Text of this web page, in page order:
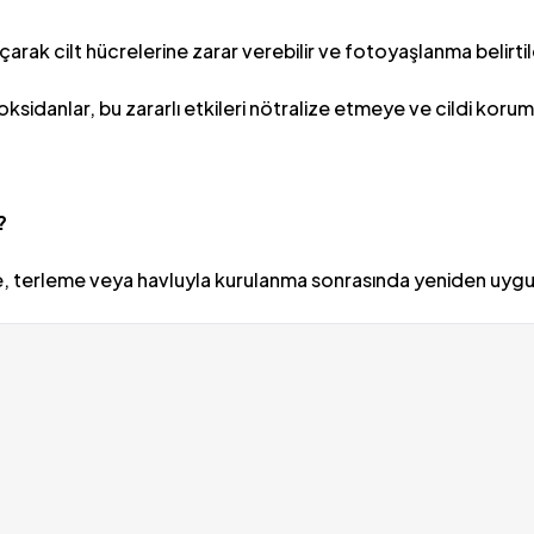
cilt hücrelerine zarar verebilir ve fotoyaşlanma
bu zararlı etkileri nötralize etmeye ve cildi
veya havluyla kurulanma sonrasında yeniden